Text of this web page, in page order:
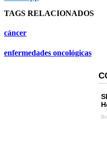
TAGS RELACIONADOS
cáncer
enfermedades oncológicas